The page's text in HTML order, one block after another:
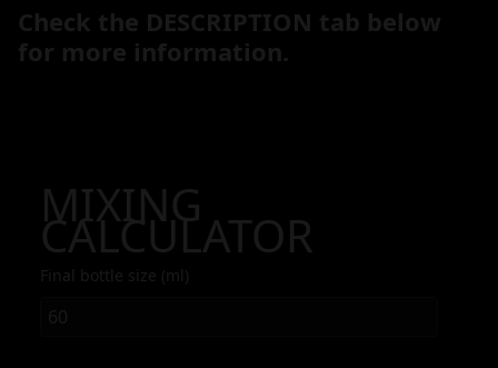
Check the DESCRIPTION tab below
for more information.
MIXING
CALCULATOR
Final bottle size (ml)